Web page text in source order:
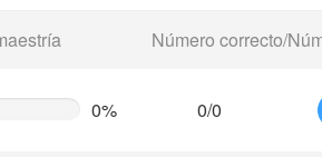
Número correcto/
0% 0/0